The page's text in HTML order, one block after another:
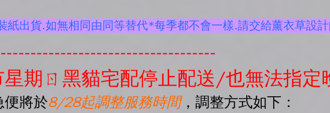
紙出貨.如無相同由同等替代*每季都不會一樣.請交給薰衣草設
期ㄖ黑貓宅配停止配送/也無法指定
便將於8/28起調整服務時間，調整方式如下：